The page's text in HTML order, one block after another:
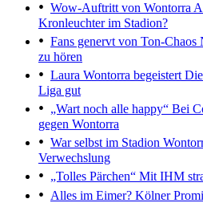
Wow-Auftritt von Wontorra
Kronleuchter im Stadion?
Fans genervt von Ton-Chaos
zu hören
Laura Wontorra begeistert
Liga gut
„Wart noch alle happy“ Bei
gegen Wontorra
War selbst im Stadion
Verwechslung
„Tolles Pärchen“ Mit IHM
Alles im Eimer? Kölner